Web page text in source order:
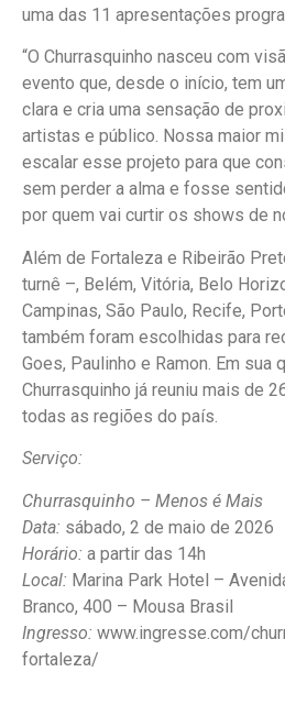
uma das 11 apresentações
“O Churrasquinho nasceu com
evento que, desde o início, tem
clara e cria uma sensação de
artistas e público. Nossa maior
escalar esse projeto para que
sem perder a alma e fosse
por quem vai curtir os shows de
Além de Fortaleza e Ribeirão
turnê –, Belém, Vitória, Belo
Campinas, São Paulo, Recife,
também foram escolhidas para
Goes, Paulinho e Ramon. Em sua
Churrasquinho já reuniu mais de
todas as regiões do país.
Serviço:
Churrasquinho – Menos é Mais
Data: sábado, 2 de maio de 2026
Horário: a partir das 14h
Local: Marina Park Hotel –
Branco, 400 – Mousa Brasil
Ingresso: www.ingresse.com/
fortaleza/